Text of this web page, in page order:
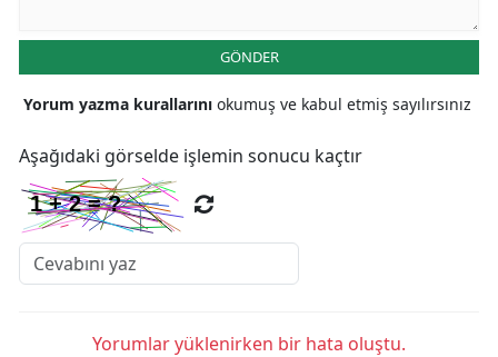
GÖNDER
Yorum yazma kurallarını okumuş ve kabul etmiş sayılırsınız
Aşağıdaki görselde işlemin sonucu kaçtır
Yorumlar yüklenirken bir hata oluştu.